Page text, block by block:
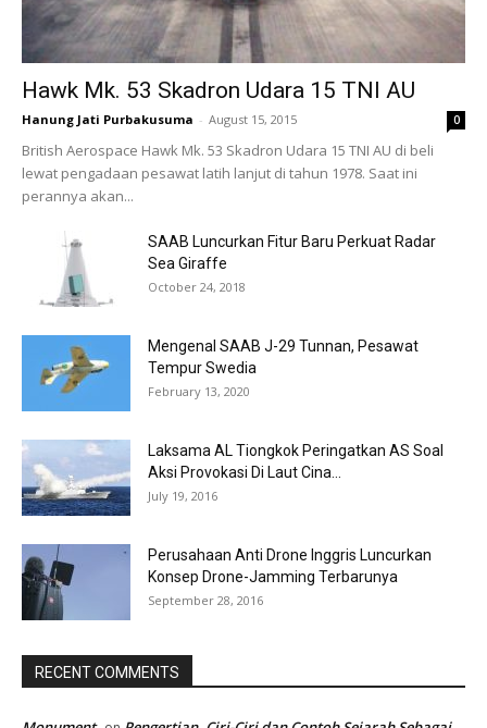
Hawk Mk. 53 Skadron Udara 15 TNI AU
Hanung Jati Purbakusuma - August 15, 2015 0
British Aerospace Hawk Mk. 53 Skadron Udara 15 TNI AU di beli
lewat pengadaan pesawat latih lanjut di tahun 1978. Saat ini
perannya akan...
SAAB Luncurkan Fitur Baru Perkuat Radar
Sea Giraffe
October 24, 2018
Mengenal SAAB J-29 Tunnan, Pesawat
Tempur Swedia
February 13, 2020
Laksama AL Tiongkok Peringatkan AS Soal
Aksi Provokasi Di Laut Cina...
July 19, 2016
Perusahaan Anti Drone Inggris Luncurkan
Konsep Drone-Jamming Terbarunya
September 28, 2016
RECENT COMMENTS